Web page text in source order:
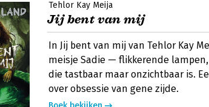
Tehlor Kay Meija
Jij bent van mij
In Jij bent van mij van Tehlor Kay
meisje Sadie — flikkerende
die tastbaar maar onzichtbaar is.
over obsessie van gene zijde.